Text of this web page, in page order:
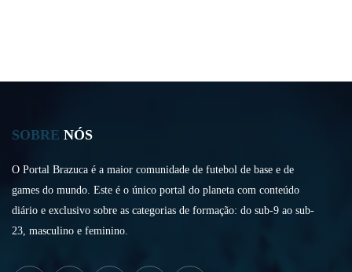
SOBRE NÓS
O Portal Brazuca é a maior comunidade de futebol de base e de
games do mundo. Este é o único portal do planeta com conteúdo
diário e exclusivo sobre as categorias de formação: do sub-9 ao sub-
23, masculino e feminino.